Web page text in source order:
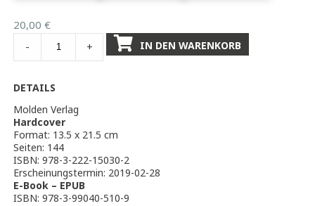
20,00 €
-
+ IN DEN WARENKORB
DETAILS
Molden Verlag
Hardcover
Format: 13.5 x 21.5 cm
Seiten: 144
ISBN: 978-3-222-15030-2
Erscheinungstermin: 2019-02-28
E-Book – EPUB
ISBN: 978-3-99040-510-9